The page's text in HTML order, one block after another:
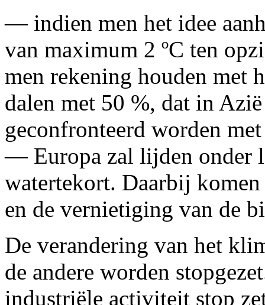
— indien men het idee
van maximum 2 ºC ten
men rekening houden met
dalen met 50 %, dat in
geconfronteerd worden
— Europa zal lijden onder
watertekort. Daarbij
en de vernietiging van de
De verandering van het
de andere worden
industriële activiteit stop